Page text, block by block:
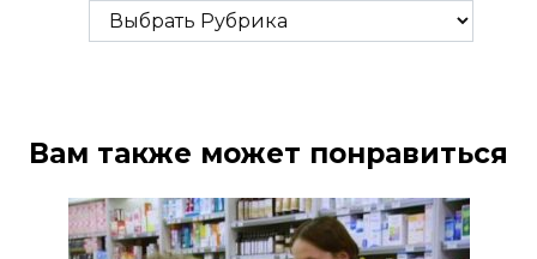
Рубрики
Вам также может понравиться